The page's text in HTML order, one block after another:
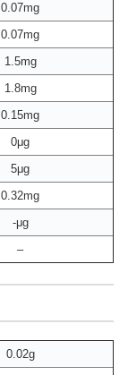
0.07mg
0.07mg
1.5mg
1.8mg
0.15mg
0μg
5μg
0.32mg
-μg
–
0.02g